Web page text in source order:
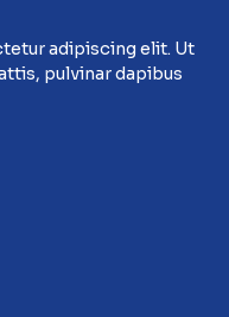
adipiscing elit. Ut
pulvinar dapibus